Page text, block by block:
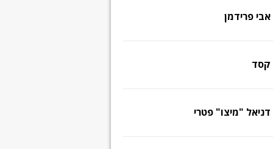
אבי פרידמן
קסד
דניאל "מיצו" פטרי